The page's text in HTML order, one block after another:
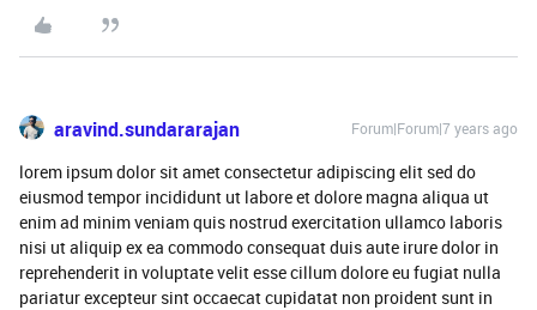
aravind.sundararajan Forum|Forum|7 years ago
lorem ipsum dolor sit amet consectetur adipiscing elit sed do
eiusmod tempor incididunt ut labore et dolore magna aliqua ut
enim ad minim veniam quis nostrud exercitation ullamco laboris
nisi ut aliquip ex ea commodo consequat duis aute irure dolor in
reprehenderit in voluptate velit esse cillum dolore eu fugiat nulla
pariatur excepteur sint occaecat cupidatat non proident sunt in